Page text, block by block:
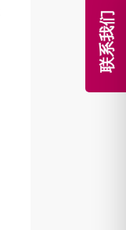
联系我们